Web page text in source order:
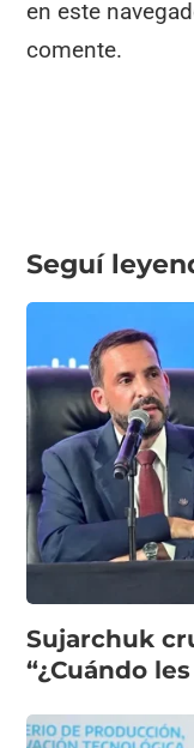
en este
comente.
Seguí
Sujarchuk
“¿Cuándo